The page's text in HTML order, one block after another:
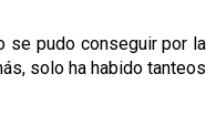
se pudo conseguir por la
solo ha habido tanteos